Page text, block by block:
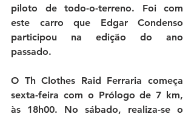
piloto de todo-o-terreno. Foi com
este carro que Edgar Condenso
participou na edição do ano
passado.
O Th Clothes Raid Ferraria começa
sexta-feira com o Prólogo de 7 km,
às 18h00. No sábado, realiza-se o